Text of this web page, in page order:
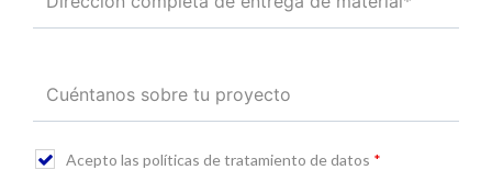
Acepto las políticas de tratamiento de datos *